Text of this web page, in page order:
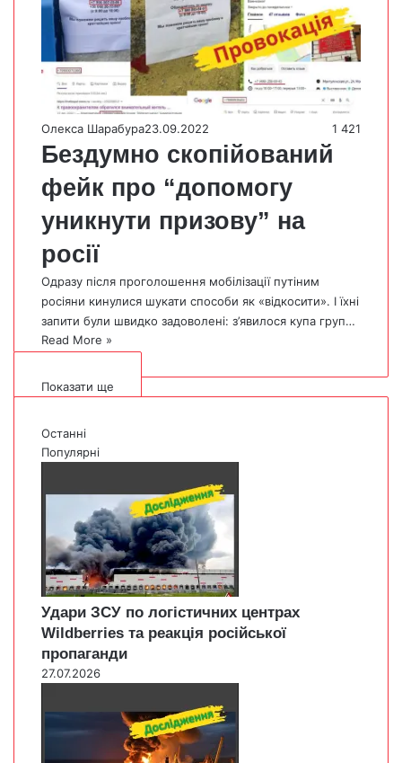
Олекса Шарабура23.09.2022 1 421
Бездумно скопійований
фейк про “допомогу
уникнути призову” на
росії
Одразу після проголошення мобілізації путіним
росіяни кинулися шукати способи як «відкосити». І їхні
запити були швидко задоволені: з’явилося купа груп…
Read More »
Показати ще
Останні
Популярні
Удари ЗСУ по логістичних центрах
Wildberries та реакція російської
пропаганди
27.07.2026